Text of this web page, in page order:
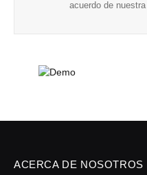
acuerdo de nuestra
ACERCA DE NOSOTROS